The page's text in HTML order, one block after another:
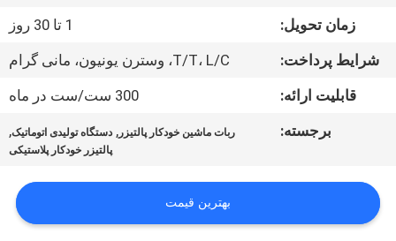
اخبار
حریم
زمان تحویل:
1 تا 30 روز
شرایط پرداخت:
T/T، L/C، وسترن یونیون، مانی گرام
قابلیت ارائه:
300 ست/ست در ماه
برجسته:
ربات ماشین خودکار پالتیزر , دستگاه تولیدی اتوماتیک,
پالتیزر خودکار پلاستیکی
بهترین قیمت